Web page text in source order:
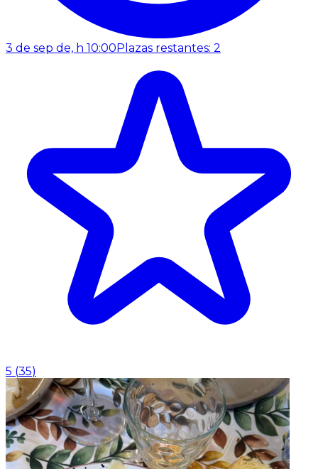
3 de sep de, h 10:00 Plazas restantes: 2
5 (35)